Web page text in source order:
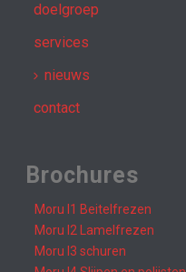
doelgroep
services
nieuws
contact
Brochures
Moru I1 Beitelfrezen
Moru I2 Lamelfrezen
Moru I3 schuren